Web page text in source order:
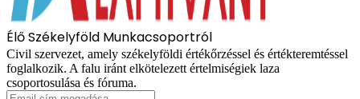
Élő Székelyföld Munkacsoportról
Civil szervezet, amely székelyföldi értékőrzéssel és értékteremtéssel
foglalkozik. A falu iránt elkötelezett értelmiségiek laza
csoportosulása és fóruma.
Email